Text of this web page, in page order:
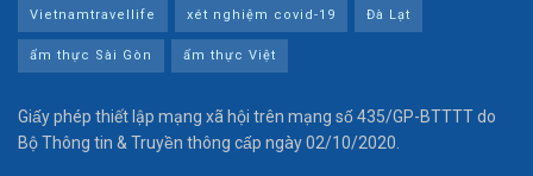
Vietnamtravellife xét nghiệm covid-19 Đà Lạt
ẩm thực Sài Gòn ẩm thực Việt
Giấy phép thiết lập mạng xã hội trên mạng số 435/GP-BTTTT do
Bộ Thông tin & Truyền thông cấp ngày 02/10/2020.